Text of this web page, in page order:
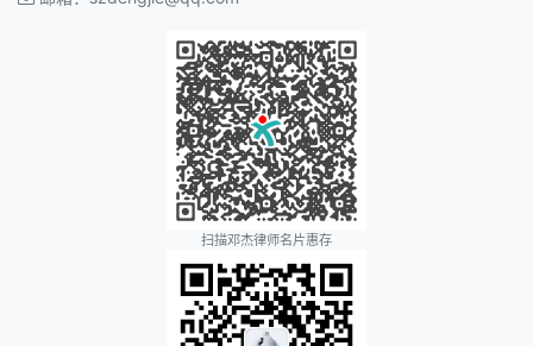
扫描邓杰律师名片惠存